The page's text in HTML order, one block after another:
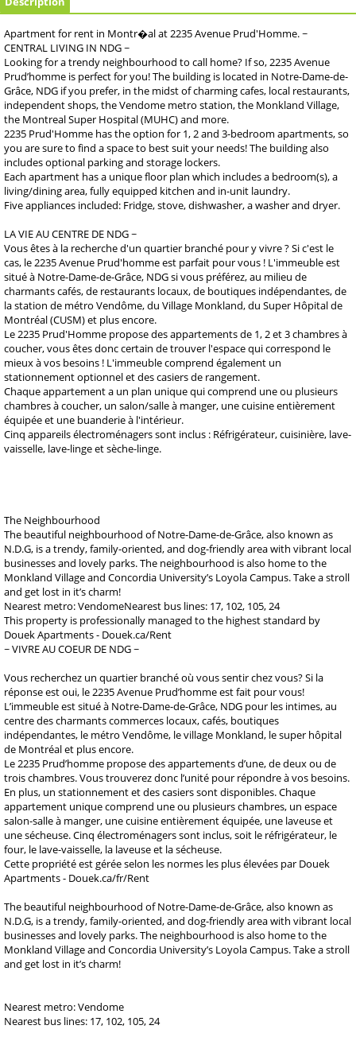
Apartment for rent in Montr�al at 2235 Avenue Prud'Homme. ~
CENTRAL LIVING IN NDG ~
Looking for a trendy neighbourhood to call home? If so, 2235 Avenue
Prud’homme is perfect for you! The building is located in Notre-Dame-de-
Grâce, NDG if you prefer, in the midst of charming cafes, local restaurants,
independent shops, the Vendome metro station, the Monkland Village,
the Montreal Super Hospital (MUHC) and more.
2235 Prud'Homme has the option for 1, 2 and 3-bedroom apartments, so
you are sure to find a space to best suit your needs! The building also
includes optional parking and storage lockers.
Each apartment has a unique floor plan which includes a bedroom(s), a
living/dining area, fully equipped kitchen and in-unit laundry.
Five appliances included: Fridge, stove, dishwasher, a washer and dryer.
LA VIE AU CENTRE DE NDG ~
Vous êtes à la recherche d'un quartier branché pour y vivre ? Si c'est le
cas, le 2235 Avenue Prud'homme est parfait pour vous ! L'immeuble est
situé à Notre-Dame-de-Grâce, NDG si vous préférez, au milieu de
charmants cafés, de restaurants locaux, de boutiques indépendantes, de
la station de métro Vendôme, du Village Monkland, du Super Hôpital de
Montréal (CUSM) et plus encore.
Le 2235 Prud'Homme propose des appartements de 1, 2 et 3 chambres à
coucher, vous êtes donc certain de trouver l'espace qui correspond le
mieux à vos besoins ! L'immeuble comprend également un
stationnement optionnel et des casiers de rangement.
Chaque appartement a un plan unique qui comprend une ou plusieurs
chambres à coucher, un salon/salle à manger, une cuisine entièrement
équipée et une buanderie à l'intérieur.
Cinq appareils électroménagers sont inclus : Réfrigérateur, cuisinière, lave-
vaisselle, lave-linge et sèche-linge.
The Neighbourhood
The beautiful neighbourhood of Notre-Dame-de-Grâce, also known as
N.D.G, is a trendy, family-oriented, and dog-friendly area with vibrant local
businesses and lovely parks. The neighbourhood is also home to the
Monkland Village and Concordia University’s Loyola Campus. Take a stroll
and get lost in it’s charm!
Nearest metro: VendomeNearest bus lines: 17, 102, 105, 24
This property is professionally managed to the highest standard by
Douek Apartments - Douek.ca/Rent
~ VIVRE AU COEUR DE NDG ~
Vous recherchez un quartier branché où vous sentir chez vous? Si la
réponse est oui, le 2235 Avenue Prud’homme est fait pour vous!
L’immeuble est situé à Notre-Dame-de-Grâce, NDG pour les intimes, au
centre des charmants commerces locaux, cafés, boutiques
indépendantes, le métro Vendôme, le village Monkland, le super hôpital
de Montréal et plus encore.
Le 2235 Prud’homme propose des appartements d’une, de deux ou de
trois chambres. Vous trouverez donc l’unité pour répondre à vos besoins.
En plus, un stationnement et des casiers sont disponibles. Chaque
appartement unique comprend une ou plusieurs chambres, un espace
salon-salle à manger, une cuisine entièrement équipée, une laveuse et
une sécheuse. Cinq électroménagers sont inclus, soit le réfrigérateur, le
four, le lave-vaisselle, la laveuse et la sécheuse.
Cette propriété est gérée selon les normes les plus élevées par Douek
Apartments - Douek.ca/fr/Rent
The beautiful neighbourhood of Notre-Dame-de-Grâce, also known as
N.D.G, is a trendy, family-oriented, and dog-friendly area with vibrant local
businesses and lovely parks. The neighbourhood is also home to the
Monkland Village and Concordia University’s Loyola Campus. Take a stroll
and get lost in it’s charm!
Nearest metro: Vendome
Nearest bus lines: 17, 102, 105, 24